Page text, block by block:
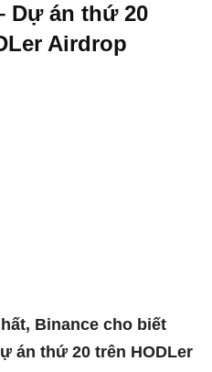
Dự án thứ 20
Airdrop
Binance cho biết
án thứ 20 trên HODLer